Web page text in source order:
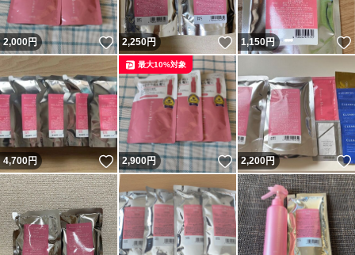
2,000円 いいね！
2,250円 いいね！
1,150円
4,700円 いいね！
2,900円 いいね！
最大10%対象
2,200円